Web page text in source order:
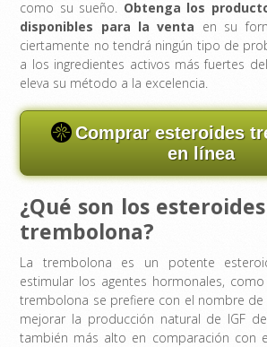
como su sueño. Obtenga los
disponibles para la venta en su
ciertamente no tendrá ningún tipo de
a los ingredientes activos más fuertes
eleva su método a la excelencia.
Comprar esteroides
en línea
¿Qué son los
trembolona?
La trembolona es un potente
estimular los agentes hormonales,
trembolona se prefiere con el nombre de
mejorar la producción natural de IGF
también más alto en comparación con